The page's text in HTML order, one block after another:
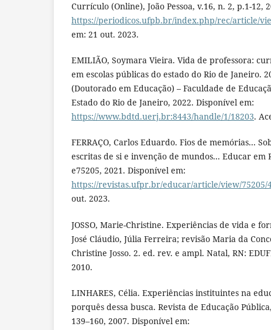
Currículo (Online), João Pessoa, v.16, n. 2, p.1-12,
https://periodicos.ufpb.br/index.php/rec/article/
em: 21 out. 2023.
EMILIÃO, Soymara Vieira. Vida de professora:
em escolas públicas do estado do Rio de Janeiro.
(Doutorado em Educação) – Faculdade de
Estado do Rio de Janeiro, 2022. Disponível em:
https://www.bdtd.uerj.br:8443/handle/1/18203.
FERRAÇO, Carlos Eduardo. Fios de memórias...
escritas de si e invenção de mundos... Educar em
e75205, 2021. Disponível em:
https://revistas.ufpr.br/educar/article/view/75205/
out. 2023.
JOSSO, Marie-Christine. Experiências de vida e
José Cláudio, Júlia Ferreira; revisão Maria da
Christine Josso. 2. ed. rev. e ampl. Natal, RN:
2010.
LINHARES, Célia. Experiências instituintes na
porquês dessa busca. Revista de Educação
139–160, 2007. Disponível em: